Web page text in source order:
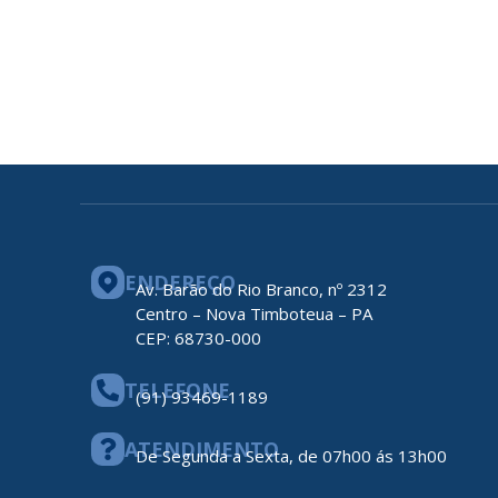
ENDEREÇO
Av. Barão do Rio Branco, nº 2312
Centro – Nova Timboteua – PA
CEP: 68730-000
TELEFONE
(91) 93469-1189
ATENDIMENTO
De Segunda a Sexta, de 07h00 ás 13h00